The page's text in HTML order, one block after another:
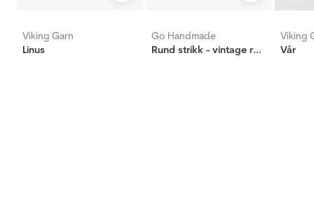
Viking Garn
Linus
Go Handmade
Rund strikk - vintage rose
Viking
Vår